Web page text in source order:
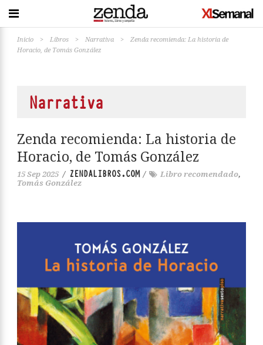
Inicio > Libros > Narrativa >
Zenda recomienda: La historia de
Horacio, de Tomás González
Narrativa
Zenda recomienda: La historia de
Horacio, de Tomás González
15 Sep 2025 / ZENDALIBROS.COM/ Libro recomendado,
Tomás González